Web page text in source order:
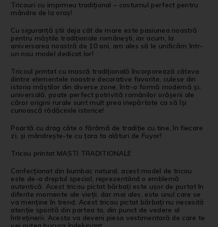
Tricouri cu imprmeu tradițional – costumul perfect pentru
mândra de la oraș!
Cu siguranță știi deja cât de mare este pasiunea noastră
pentru măștile tradiționale românești, iar acum, la
aniversarea noastră de 10 ani, am ales să le unificăm într-
un nou model dedicat lor!
Tricoul printat cu mască tradițională încorporează câteva
dintre elementele noastre decorative favorite, culese din
istoria măștilor din diverse zone, într-o formă modernă și..
universală, poate perfect potrivită românilor orășeni ale
căror origini rurale sunt mult prea inepărtate ca să își
cunoască rădăcinile istorice!
Poartă cu drag câte o fărâmă de tradiție cu tine, în fiecare
zi, și mândrește-te cu țara ta alături de Fuyor!
Tricou printat MASTI TRADITIONALE
Confecționat din bumbac natural, acest model de tricou
este de-a dreptul special, reprezentând o emblemă
autentică. Acest tricou pictat bărbați este ușor de purtat în
diferite momente ale vieții, dar mai ales, este unul care se
va menține în trend. Acest tricou pictat bărbați nu necesită
atenție sporită din partea ta, din punct de vedere al
întreținerii. Acesta va deveni piesa vestimentară de care te